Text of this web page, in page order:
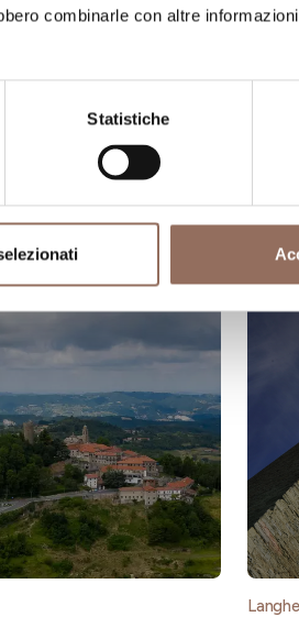
combinarle con altre
Statistiche
Media
Langhe